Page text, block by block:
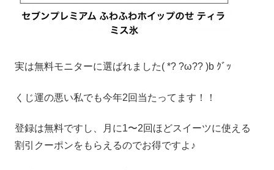
実は無料モニターに選ばれました( *? ?ω?? )b ｸﾞｯ
くじ運の悪い私でも今年2回当たってます！！
登録は無料ですし、月に1〜2回ほどスイーツに使える
割引クーポンをもらえるのでお得ですよ♪